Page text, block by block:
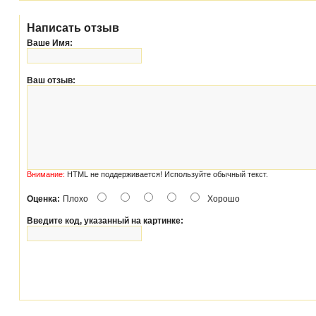
Написать отзыв
Ваше Имя:
Ваш отзыв:
Внимание: HTML не поддерживается! Используйте обычный текст.
Оценка: Плохо Хорошо
Введите код, указанный на картинке: